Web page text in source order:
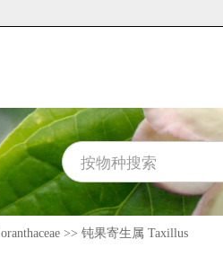
>> 钝果寄生属 Taxillus